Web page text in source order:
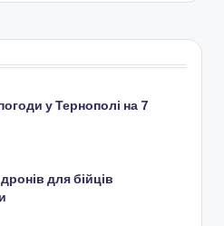
у Тернополі на 7
для бійців